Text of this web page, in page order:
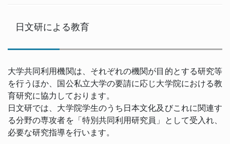
日文研による教育
大学共同利用機関は、それぞれの機関が目的とする研究等
を行うほか、国公私立大学の要請に応じ大学院における教
育研究に協力しております。
日文研では、大学院学生のうち日本文化及びこれに関連す
る分野の専攻者を「特別共同利用研究員」として受入れ、
必要な研究指導を行います。